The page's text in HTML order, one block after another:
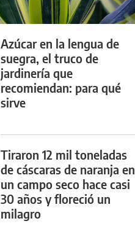
Azúcar en la lengua de
suegra, el truco de
jardinería que
recomiendan: para qué
sirve
Tiraron 12 mil toneladas
de cáscaras de naranja en
un campo seco hace casi
30 años y floreció un
milagro